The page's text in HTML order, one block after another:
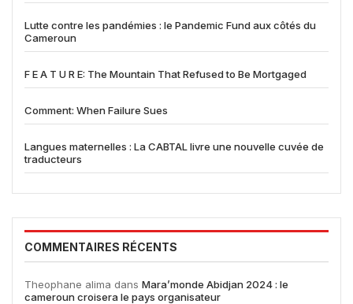
Lutte contre les pandémies : le Pandemic Fund aux côtés du
Cameroun
F E A T U R E: The Mountain That Refused to Be Mortgaged
Comment: When Failure Sues
Langues maternelles : La CABTAL livre une nouvelle cuvée de
traducteurs
COMMENTAIRES RÉCENTS
Theophane alima dans Mara’monde Abidjan 2024 : le
cameroun croisera le pays organisateur